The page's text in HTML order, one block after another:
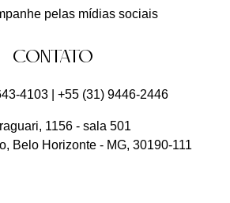
pelas mídias sociais
CONTATO
4103 +55 (31) 9446-2446
1156 - sala 501
, Belo Horizonte - MG, 30190-111